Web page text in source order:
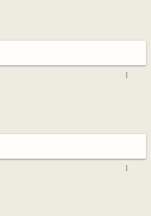
more_vert
more_vert